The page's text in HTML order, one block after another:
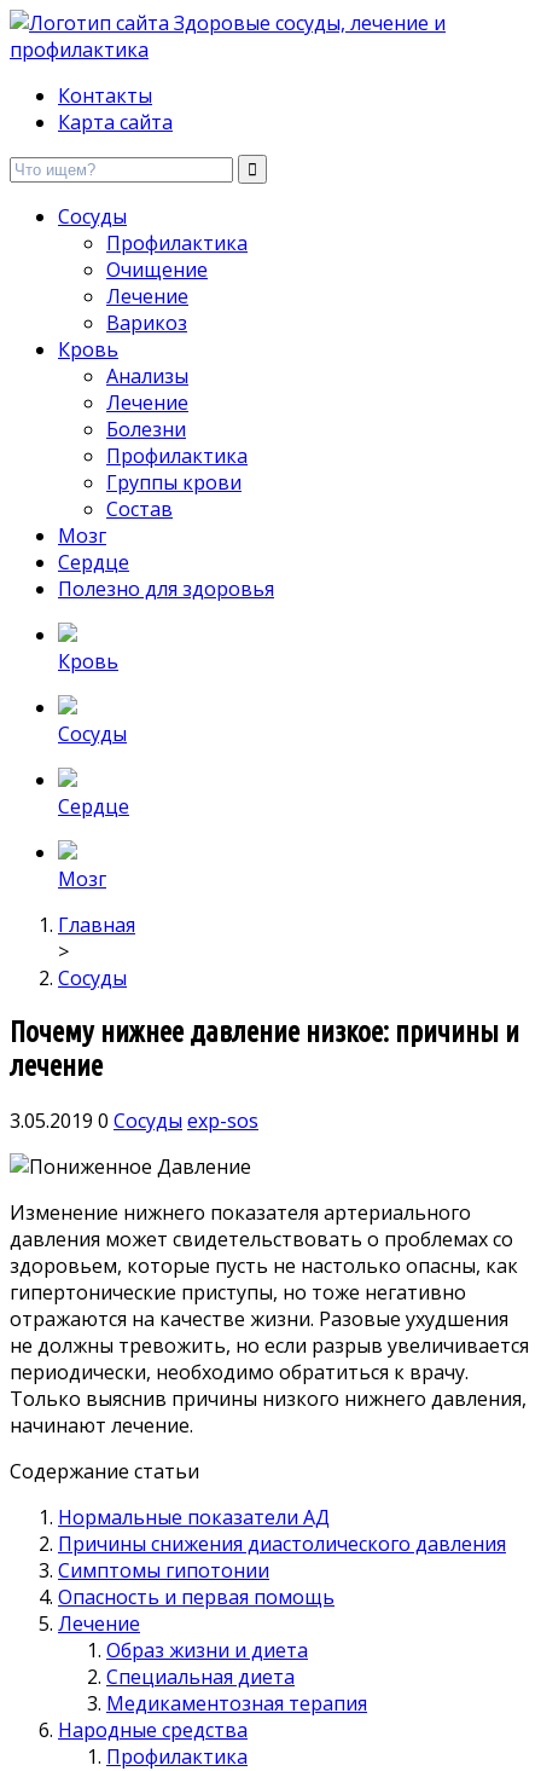
Здоровые сосуды, лечение и профилактика
Контакты
Карта сайта
Сосуды
Профилактика
Очищение
Лечение
Варикоз
Кровь
Анализы
Лечение
Болезни
Профилактика
Группы крови
Состав
Мозг
Сердце
Полезно для здоровья
Кровь
Сосуды
Сердце
Мозг
Главная
>
Сосуды
Почему нижнее давление низкое: причины и
лечение
3.05.2019 0 Сосуды exp-sos
Изменение нижнего показателя артериального
давления может свидетельствовать о проблемах со
здоровьем, которые пусть не настолько опасны, как
гипертонические приступы, но тоже негативно
отражаются на качестве жизни. Разовые ухудшения
не должны тревожить, но если разрыв увеличивается
периодически, необходимо обратиться к врачу.
Только выяснив причины низкого нижнего давления,
начинают лечение.
Содержание статьи
Нормальные показатели АД
Причины снижения диастолического давления
Симптомы гипотонии
Опасность и первая помощь
Лечение
Образ жизни и диета
Специальная диета
Медикаментозная терапия
Народные средства
Профилактика